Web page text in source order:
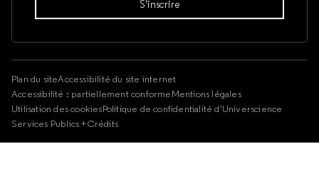
Plan du siteAccessibilité du site internet
Accessibilité : partiellement conformeMentions légales
Utilisation des cookiesPolitique de confidentialité d'Universcience
Services Publics +Crédits